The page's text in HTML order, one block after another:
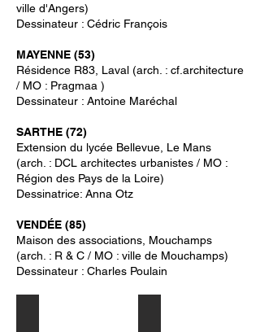
ville d'Angers)
Dessinateur : Cédric François
MAYENNE (53)
Résidence R83, Laval (arch. : cf.architecture
/ MO : Pragmaa )
Dessinateur : Antoine Maréchal
SARTHE (72)
Extension du lycée Bellevue, Le Mans
(arch. : DCL architectes urbanistes / MO :
Région des Pays de la Loire)
Dessinatrice: Anna Otz
VENDÉE (85)
Maison des associations, Mouchamps
(arch. : R & C / MO : ville de Mouchamps)
Dessinateur : Charles Poulain